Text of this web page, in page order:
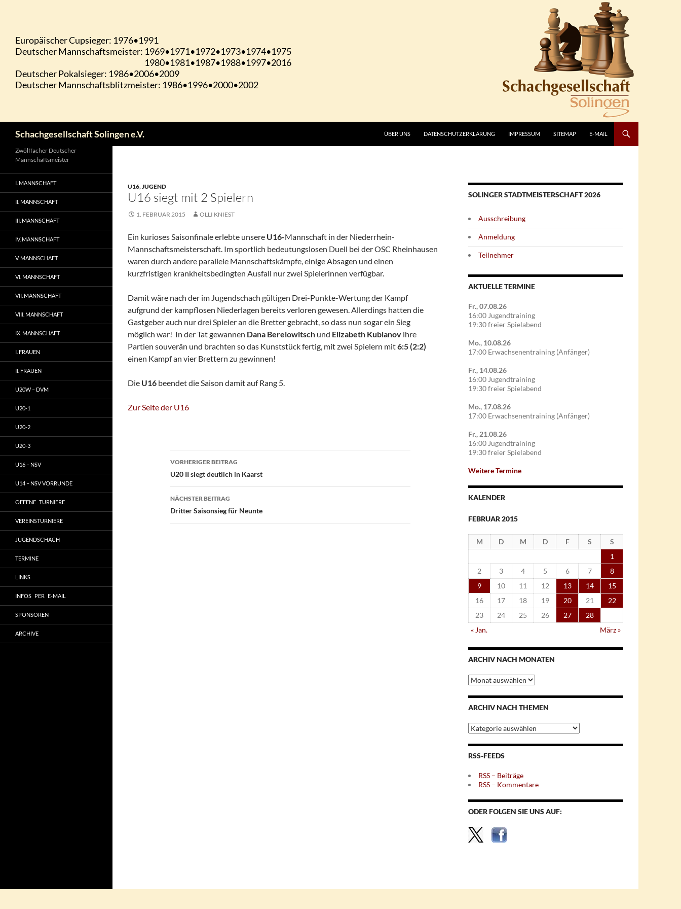
Schachgesellschaft Solingen e.V. ÜBER UNS DATENSCHUTZERKLÄRUNG IMPRESSUM SITEMAP E-MAIL
U16,JUGEND
U16 siegt mit 2 Spielern
1. FEBRUAR 2015 OLLI KNIEST
Ein kurioses Saisonfinale erlebte unsere U16-Mannschaft in der Niederrhein-
Mannschaftsmeisterschaft. Im sportlich bedeutungslosen Duell bei der OSC Rheinhausen
waren durch andere parallele Mannschaftskämpfe, einige Absagen und einen
kurzfristigen krankheitsbedingten Ausfall nur zwei Spielerinnen verfügbar.
Damit wäre nach der im Jugendschach gültigen Drei-Punkte-Wertung der Kampf
aufgrund der kampflosen Niederlagen bereits verloren gewesen. Allerdings hatten die
Gastgeber auch nur drei Spieler an die Bretter gebracht, so dass nun sogar ein Sieg
möglich war! In der Tat gewannen Dana Berelowitsch und Elizabeth Kublanov ihre
Partien souverän und brachten so das Kunststück fertig, mit zwei Spielern mit6:5 (2:2)
einen Kampf an vier Brettern zu gewinnen!
Die U16 beendet die Saison damit auf Rang 5.
Zur Seite der U16
Beitragsnavigation
VORHERIGER BEITRAG
U20 II siegt deutlich in Kaarst
NÄCHSTER BEITRAG
Dritter Saisonsieg für Neunte
SOLINGER STADTMEISTERSCHAFT 2026
Ausschreibung
Anmeldung
Teilnehmer
AKTUELLE TERMINE
Fr., 07.08.26
16:00 Jugendtraining
19:30 freier Spielabend
Mo., 10.08.26
17:00 Erwachsenentraining (Anfänger)
Fr., 14.08.26
16:00 Jugendtraining
19:30 freier Spielabend
Mo., 17.08.26
17:00 Erwachsenentraining (Anfänger)
Fr., 21.08.26
16:00 Jugendtraining
19:30 freier Spielabend
Weitere Termine
KALENDER
FEBRUAR 2015
M D M D F S
S
1
2
3 4 5 6 7
8
9
10 11 12 13 14
15
16
17 18 19 20 21
22
23
24 25 26 27
28
« Jan.
März »
ARCHIV NACH MONATEN
Archiv
nach
Monaten
ARCHIV NACH THEMEN
Archiv
nach
Themen
RSS-FEEDS
RSS – Beiträge
RSS – Kommentare
ODER FOLGEN SIE UNS AUF:
Zwölffacher Deutscher
Mannschaftsmeister
I. MANNSCHAFT
II. MANNSCHAFT
III. MANNSCHAFT
IV. MANNSCHAFT
V. MANNSCHAFT
VI. MANNSCHAFT
VII. MANNSCHAFT
VIII. MANNSCHAFT
IX. MANNSCHAFT
I. FRAUEN
II. FRAUEN
U20W – DVM
U20-1
U20-2
U20-3
U16 – NSV
U14 – NSV VORRUNDE
OFFENE TURNIERE
VEREINSTURNIERE
JUGENDSCHACH
TERMINE
LINKS
INFOS PER E-MAIL
SPONSOREN
ARCHIVE